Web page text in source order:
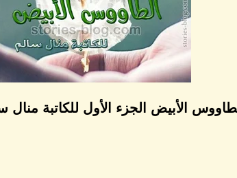
الأبيض الجزء الأول للكاتبة منال